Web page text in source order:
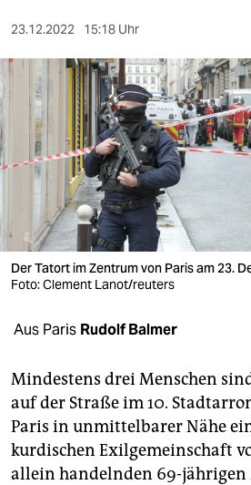
sport
berlin
nord
wahrheit
verlag
verlag
veranstaltungen
fragen & hilfe
unterstützen
abo
23.12.2022 15:18 Uhr
Der Tatort im Zentrum von Paris am 23.
Foto: Clement Lanot/reuters
Aus Paris Rudolf Balmer
Mindestens drei Menschen
auf der Straße im 10.
Paris in unmittelbarer Nähe
kurdischen Exilgemeinschaft
allein handelnden 69-jährigen